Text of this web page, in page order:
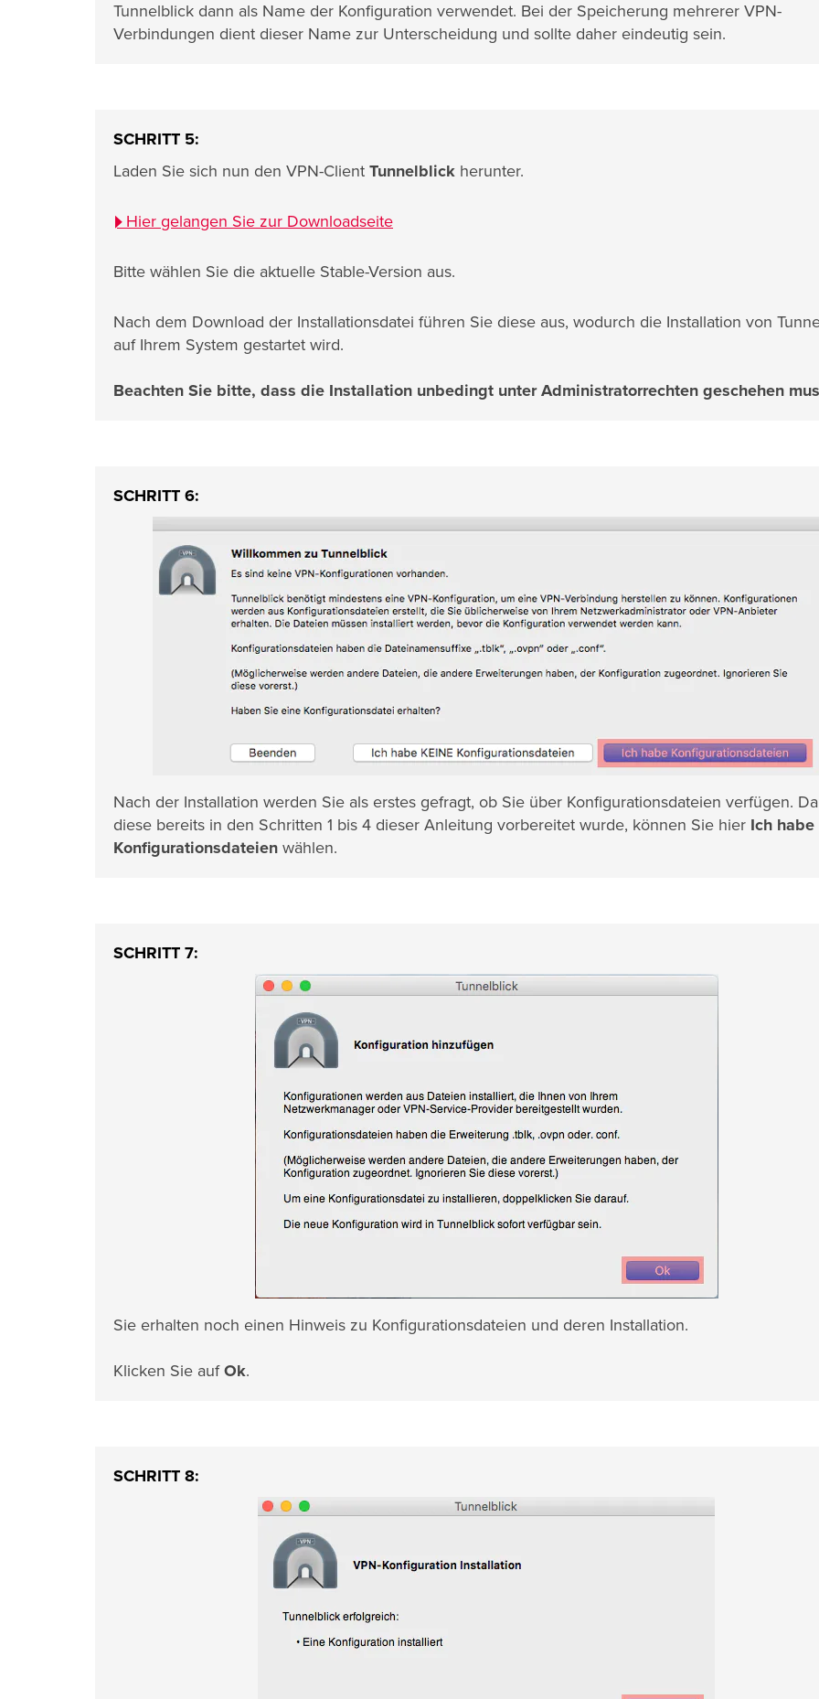
Tunnelblick dann als Name der Konfiguration verwendet. Bei der Speicherung mehrerer VPN-
Verbindungen dient dieser Name zur Unterscheidung und sollte daher eindeutig sein.
SCHRITT 5:
Laden Sie sich nun den VPN-Client Tunnelblick herunter.
Hier gelangen Sie zur Downloadseite
Bitte wählen Sie die aktuelle Stable-Version aus.
Nach dem Download der Installationsdatei führen Sie diese aus, wodurch die Installation von
auf Ihrem System gestartet wird.
Beachten Sie bitte, dass die Installation unbedingt unter Administratorrechten geschehen
SCHRITT 6:
Nach der Installation werden Sie als erstes gefragt, ob Sie über Konfigurationsdateien verfügen. Da
diese bereits in den Schritten 1 bis 4 dieser Anleitung vorbereitet wurde, können Sie hier Ich habe
Konfigurationsdateien wählen.
SCHRITT 7:
Sie erhalten noch einen Hinweis zu Konfigurationsdateien und deren Installation.
Klicken Sie aufOk.
SCHRITT 8: